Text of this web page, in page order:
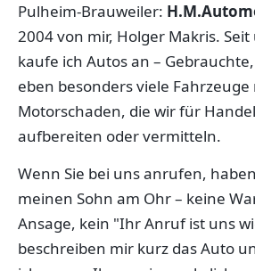
Pulheim-Brauweiler:
2004 von mir, Holger Makris.
kaufe ich Autos an –
eben besonders viele Fahrzeuge
Motorschaden, die wir für
aufbereiten oder vermitteln.
Wenn Sie bei uns anrufen,
meinen Sohn am Ohr – keine
Ansage, kein "Ihr Anruf ist uns
beschreiben mir kurz das Auto